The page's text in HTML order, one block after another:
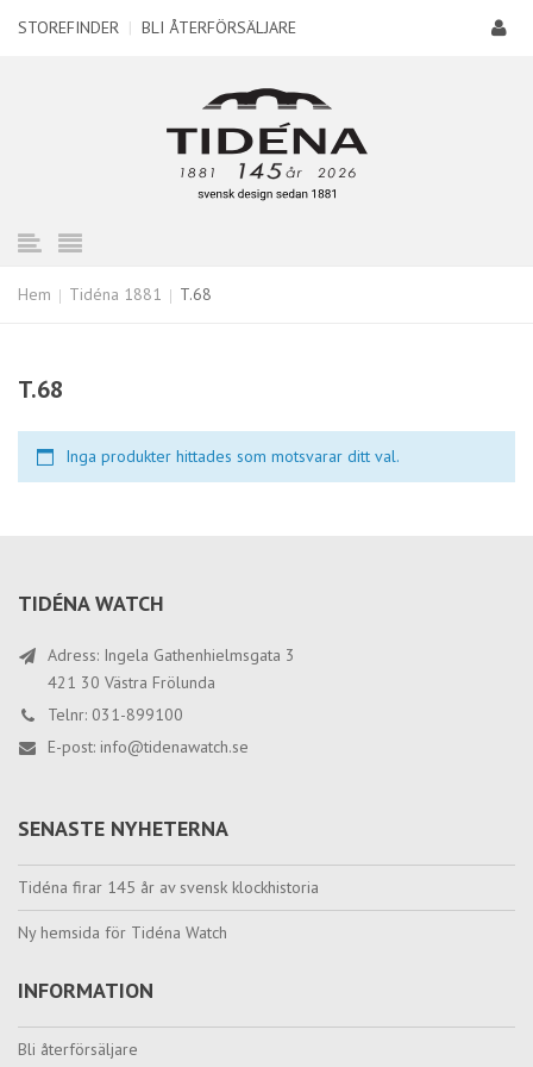
STOREFINDER | BLI ÅTERFÖRSÄLJARE
Hem Tidéna 1881 T.68
T.68
Inga produkter hittades som motsvarar ditt val.
TIDÉNA WATCH
Adress: Ingela Gathenhielmsgata 3
421 30 Västra Frölunda
Telnr: 031-899100
E-post: info@tidenawatch.se
SENASTE NYHETERNA
Tidéna firar 145 år av svensk klockhistoria
Ny hemsida för Tidéna Watch
INFORMATION
Bli återförsäljare